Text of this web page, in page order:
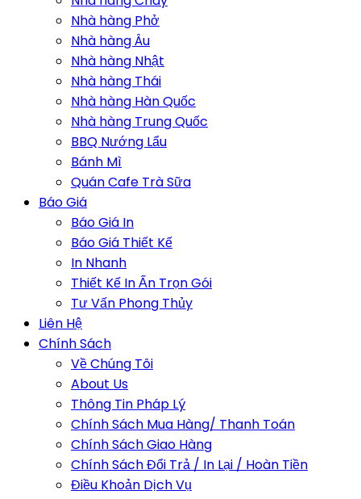
Nhà hàng Phở
Nhà hàng Âu
Nhà hàng Nhật
Nhà hàng Thái
Nhà hàng Hàn Quốc
Nhà hàng Trung Quốc
BBQ Nướng Lẩu
Bánh Mì
Quán Cafe Trà Sữa
Báo Giá
Báo Giá In
Báo Giá Thiết Kế
In Nhanh
Thiết Kế In Ấn Trọn Gói
Tư Vấn Phong Thủy
Liên Hệ
Chính Sách
Về Chúng Tôi
About Us
Thông Tin Pháp Lý
Chính Sách Mua Hàng/ Thanh Toán
Chính Sách Giao Hàng
Chính Sách Đổi Trả / In Lại / Hoàn Tiền
Điều Khoản Dịch Vụ